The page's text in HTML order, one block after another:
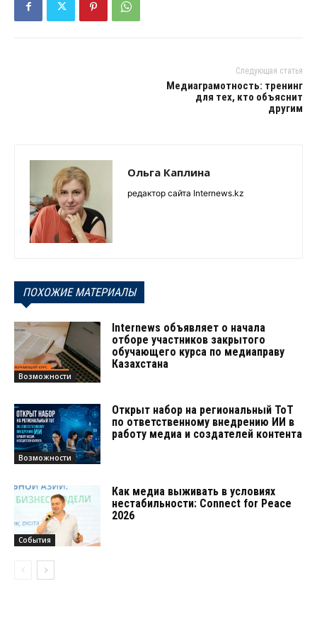
Следующая статья
Медиаграмотность: тренинг
для тех, кто объяснит
другим
Ольга Каплина
редактор сайта Internews.kz
ПОХОЖИЕ МАТЕРИАЛЫ
Возможности
Internews объявляет о начала
отборе участников закрытого
обучающего курса по медиаправу
Казахстана
Возможности
Открыт набор на региональный ТоТ
по ответственному внедрению ИИ в
работу медиа и создателей контента
События
Как медиа выживать в условиях
нестабильности: Connect for Peace
2026